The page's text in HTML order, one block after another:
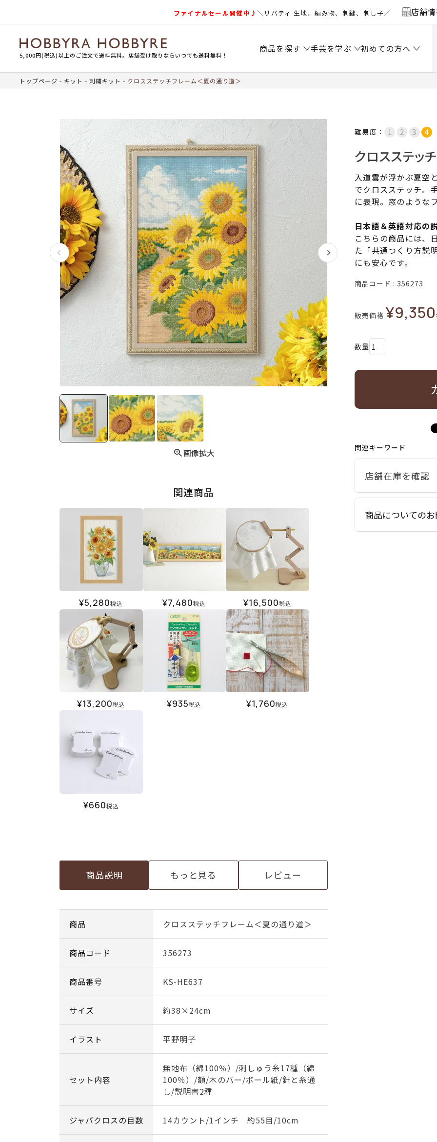
ファイナルセール開催中♪＼リバティ 生地、編み物、刺繍、刺し子／ 店舗
5,000円(税込)以上のご注文で送料無料。店舗受け取りならいつでも送料無料！
商品を探す 手芸を学ぶ 初めての方へ
トップページ キット 刺繍キット クロスステッチフレーム＜夏の通り道＞
画像拡大
関連商品
¥5,280税込 ¥7,480税込 ¥16,500税込
¥13,200税込 ¥935税込 ¥1,760税込
¥660税込
商品説明 もっと見る レビュー
商品 クロスステッチフレーム＜夏の通り道＞
商品コード 356273
商品番号 KS-HE637
サイズ 約38×24cm
イラスト 平野明子
セット内容
無地布（綿100％）/刺しゅう糸17種（綿
100％）/額/木のバー/ボール紙/針と糸通
し/説明書2種
ジャバクロスの目数 14カウント/1インチ 約55目/10cm
難易度：
クロスステッ
入道雲が浮かぶ夏空
でクロスステッチ。
に表現。窓のような
日本語＆英語対応の
こちらの商品には、
た「共通つくり方説
にも安心です。
商品コード 356273
販売価格 ¥9,350
関連キーワード
商品についての